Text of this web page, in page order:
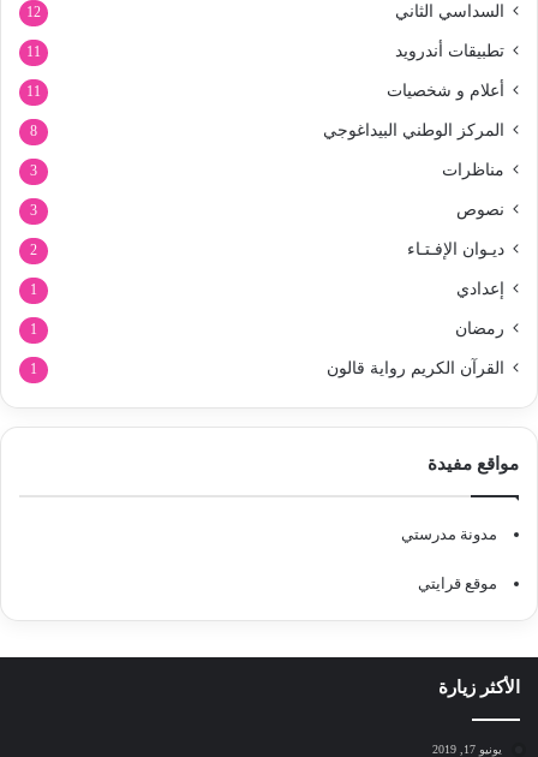
السداسي الثاني 12
تطبيقات أندرويد 11
أعلام و شخصيات 11
المركز الوطني البيداغوجي 8
مناظرات 3
نصوص 3
ديـوان الإفـتـاء 2
إعدادي 1
رمضان 1
القرآن الكريم رواية قالون 1
مواقع مفيدة
مدونة مدرستي
موقع قرايتي
الأكثر زيارة
يونيو 17, 2019